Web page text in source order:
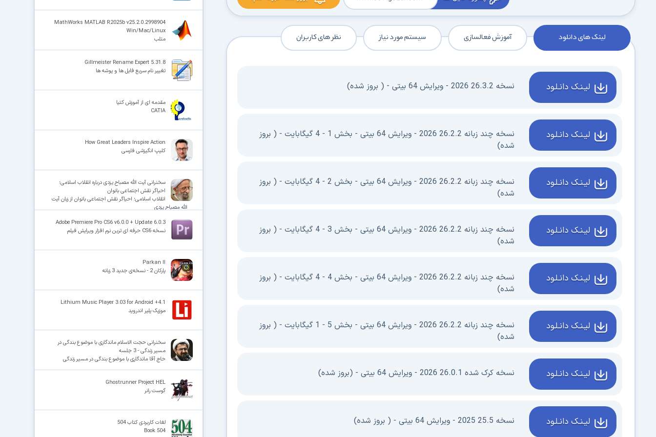
لینک های دانلود آموزش فعالسازی سیستم مورد نیاز نظر های کاربران
لیـنـک دانـلـود نسخه 26.3.2 2026 - ویرایش 64 بیتی - ( بروز شده)
لیـنـک دانـلـود
نسخه چند زبانه 26.2.2 2026 - ویرایش 64 بیتی - بخش 1 - 4 گیگابایت - ( بروز
شده)
لیـنـک دانـلـود
نسخه چند زبانه 26.2.2 2026 - ویرایش 64 بیتی - بخش 2 - 4 گیگابایت - ( بروز
شده)
لیـنـک دانـلـود
نسخه چند زبانه 26.2.2 2026 - ویرایش 64 بیتی - بخش 3 - 4 گیگابایت - ( بروز
شده)
لیـنـک دانـلـود
نسخه چند زبانه 26.2.2 2026 - ویرایش 64 بیتی - بخش 4 - 4 گیگابایت - ( بروز
شده)
لیـنـک دانـلـود
نسخه چند زبانه 26.2.2 2026 - ویرایش 64 بیتی - بخش 5 - 1 گیگابایت - ( بروز
شده)
لیـنـک دانـلـود نسخه کرک شده 26.0.1 2026 - ویرایش 64 بیتی - (بروز شده)
لیـنـک دانـلـود نسخه 25.5 2025 - ویرایش 64 بیتی - ( بروز شده)
MathWorks MATLAB R2025b v25.2.0.2998904
Win/Mac/Linux
متلب
Gillmeister Rename Expert 5.31.8
تغییر نام سریع فایل ها و پوشه ها
مقدمه ای از آموزش کتیا
CATIA
How Great Leaders Inspire Action
کلیپ انگیزشی فارسی
سخنرانی آیت الله مصباح یزدی درباره انقلاب اسلامی؛
احیاگر نقش اجتماعی بانوان
انقلاب اسلامی؛ احیاگر نقش اجتماعی بانوان از زبان آیت
الله مصباح یزدی
Adobe Premiere Pro CS6 v6.0.0 + Update 6.0.3
نسخه CS6 حرفه ای ترین نرم افزار ویرایش فیلم
Parkan II
پارکان 2 - نسخه‌ی جدید 3 زبانه
Lithium Music Player 3.03 for Android +4.1
موزیک پلیر اندروید
سخنرانی حجت الاسلام ماندگاری با موضوع بندگی در
مسیر زندگی - 3 جلسه
حاج آقا ماندگاری با موضوع بندگی در مسیر زندگی
Ghostrunner Project HEL
گوست رانر
لغات کاربردی کتاب 504
Book 504